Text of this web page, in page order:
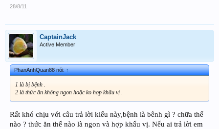
28/8/11
CaptainJack
Active Member
PhanAnhQuan88 nói:↑
1 là bị bệnh .
2 là thức ăn không ngon hoặc ko hợp khẩu vị .
Rất khó chịu với câu trả lời kiểu này,bệnh là bênh gì ? chữa thế
nào ? thức ăn thế nào là ngon và hợp khẩu vị. Nếu ai trả lời em